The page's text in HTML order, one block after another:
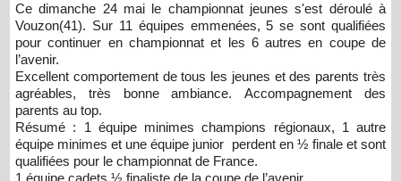
Ce dimanche 24 mai le championnat jeunes s'est déroulé à
Vouzon(41). Sur 11 équipes emmenées, 5 se sont qualifiées
pour continuer en championnat et les 6 autres en coupe de
l’avenir.
Excellent comportement de tous les jeunes et des parents très
agréables, très bonne ambiance. Accompagnement des
parents au top.
Résumé : 1 équipe minimes champions régionaux, 1 autre
équipe minimes et une équipe junior perdent en ½ finale et sont
qualifiées pour le championnat de France.